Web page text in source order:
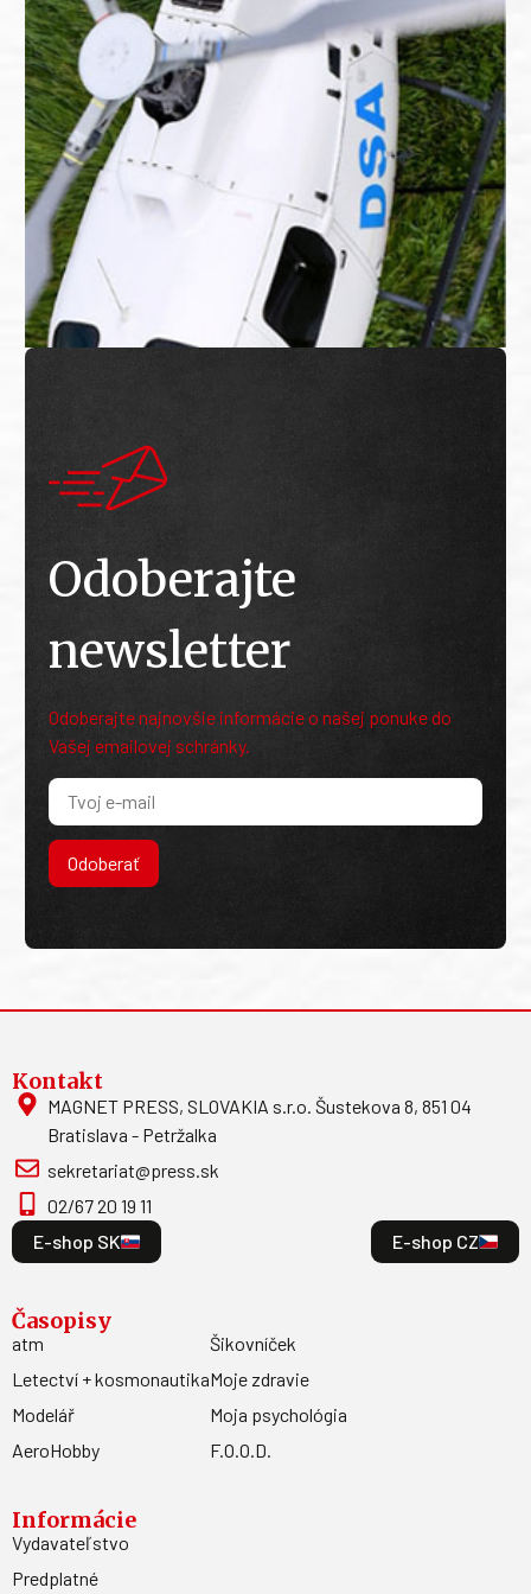
Odoberajte
newsletter
Odoberajte najnovšie informácie o našej ponuke do
Vašej emailovej schránky.
Odoberať
Kontakt
MAGNET PRESS, SLOVAKIA s.r.o. Šustekova 8, 851 04
Bratislava - Petržalka
sekretariat@press.sk
02/67 20 19 11
E-shop SK
E-shop CZ
Časopisy
atm
Letectví + kosmonautika
Modelář
AeroHobby
Šikovníček
Moje zdravie
Moja psychológia
F.O.O.D.
Informácie
Vydavateľstvo
Predplatné